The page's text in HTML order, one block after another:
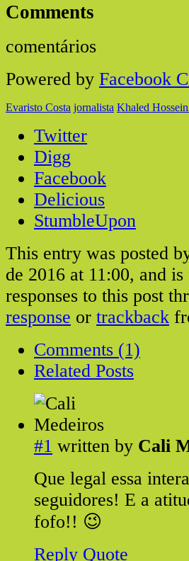
Comments
comentários
Powered by Facebook
Evaristo Costa jornalista Khaled
Twitter
Digg
Facebook
Delicious
StumbleUpon
This entry was posted
de 2016 at 11:00, and
responses to this post
response or trackback
Comments (1)
Related Posts
#1 written by Cali
Que legal essa
seguidores! E a
fofo!! 😉
Reply Quote